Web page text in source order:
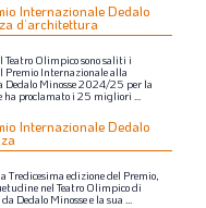
Internazionale Dedalo
d’architettura
Teatro Olimpicosonosaliti i
Premio Internazionalealla
Dedalo Minosse2024/25 per la
ha proclamatoi 25 migliori ...
Internazionale Dedalo
la Tredicesima edizionedel Premio,
nel Teatro Olimpicodi
da Dedalo Minossee la sua ...